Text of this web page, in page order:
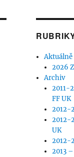
Aktuálně
2026
Archiv
2011-
FF UK
2012-
2012-
UK
2012-
2013